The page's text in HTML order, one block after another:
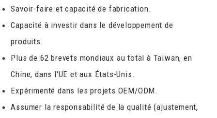
Savoir-faire et capacité de fabrication.
Capacité à investir dans le développement de
produits.
Plus de 62 brevets mondiaux au total à Taïwan, en
Chine, dans l'UE et aux États-Unis.
Expérimenté dans les projets OEM/ODM.
Assumer la responsabilité de la qualité (ajustement,